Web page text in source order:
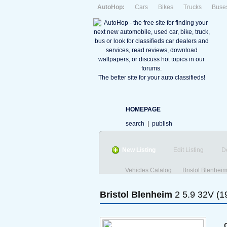
AutoHop: Cars Bikes Trucks
The better site for your auto classifieds!
HOMEPAGE
search
publish
New Listing Edit Listing
Vehicles Catalog Bristol Blenheim
Bristol Blenheim 2 5.9 32V